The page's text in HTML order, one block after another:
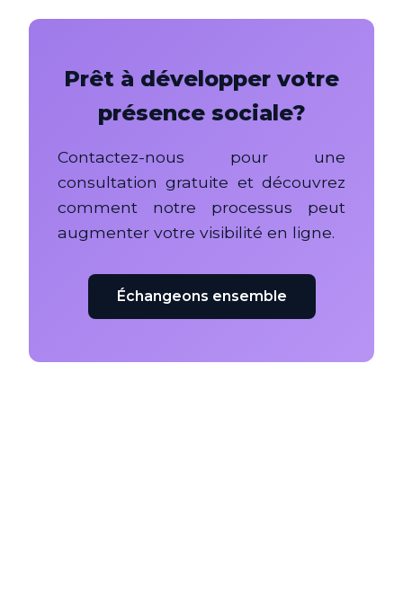
Prêt à développer votre
présence sociale?
Contactez-nous pour une
consultation gratuite et découvrez
comment notre processus peut
augmenter votre visibilité en ligne.
Échangeons ensemble